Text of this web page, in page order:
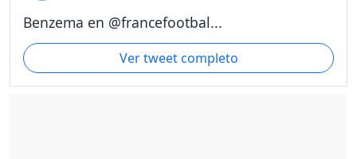
Benzema en @francefootbal...
Ver tweet completo